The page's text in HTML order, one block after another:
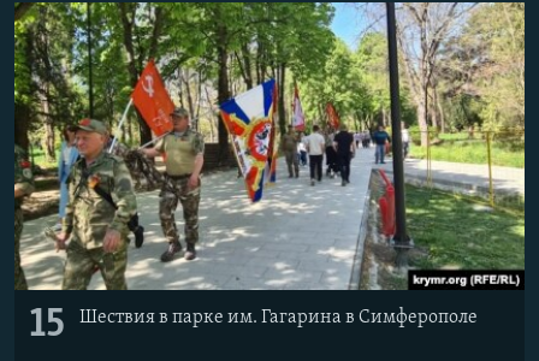
15 Шествия в парке им. Гагарина в Симферополе